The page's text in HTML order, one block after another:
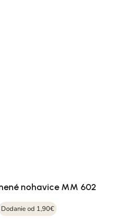
nohavice MM 602
Dodanie od 1,90€